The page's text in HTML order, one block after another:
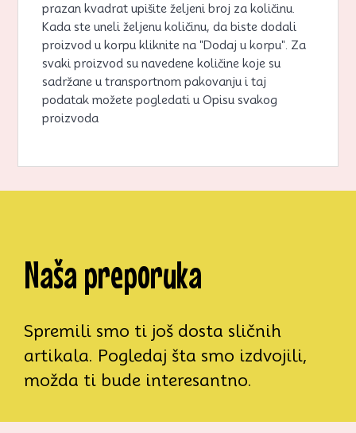
prazan kvadrat upišite željeni broj za količinu.
Kada ste uneli željenu količinu, da biste dodali
proizvod u korpu kliknite na "Dodaj u korpu". Za
svaki proizvod su navedene količine koje su
sadržane u transportnom pakovanju i taj
podatak možete pogledati u Opisu svakog
proizvoda
Naša preporuka
Spremili smo ti još dosta sličnih
artikala. Pogledaj šta smo izdvojili,
možda ti bude interesantno.